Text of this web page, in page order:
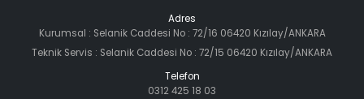
Adres
Kurumsal : Selanik Caddesi No : 72/16 06420 Kızılay/ANKARA
Teknik Servis : Selanik Caddesi No : 72/15 06420 Kızılay/ANKARA
Telefon
0312 425 18 03